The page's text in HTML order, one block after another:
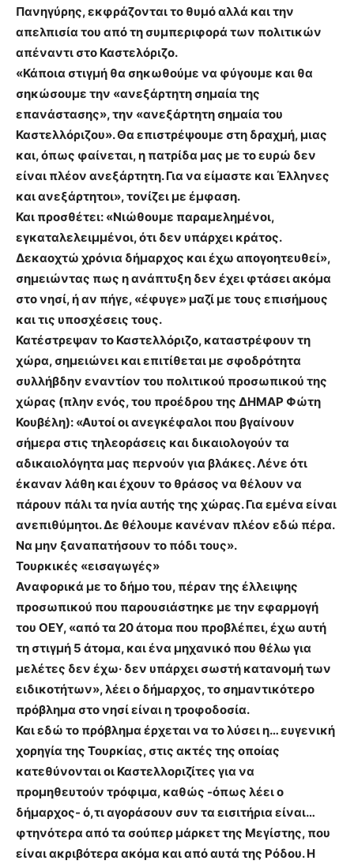
Πανηγύρης, εκφράζονται το θυμό αλλά και την
απελπισία του από τη συμπεριφορά των πολιτικών
απέναντι στο Καστελόριζο.
«Κάποια στιγμή θα σηκωθούμε να φύγουμε και θα
σηκώσουμε την «ανεξάρτητη σημαία της
επανάστασης», την «ανεξάρτητη σημαία του
Καστελλόριζου». Θα επιστρέψουμε στη δραχμή, μιας
και, όπως φαίνεται, η πατρίδα μας με το ευρώ δεν
είναι πλέον ανεξάρτητη. Για να είμαστε και Έλληνες
και ανεξάρτητοι», τονίζει με έμφαση.
Και προσθέτει: «Νιώθουμε παραμελημένοι,
εγκαταλελειμμένοι, ότι δεν υπάρχει κράτος.
Δεκαοχτώ χρόνια δήμαρχος και έχω απογοητευθεί»,
σημειώντας πως η ανάπτυξη δεν έχει φτάσει ακόμα
στο νησί, ή αν πήγε, «έφυγε» μαζί με τους επισήμους
και τις υποσχέσεις τους.
Κατέστρεψαν το Καστελλόριζο, καταστρέφουν τη
χώρα, σημειώνει και επιτίθεται με σφοδρότητα
συλλήβδην εναντίον του πολιτικού προσωπικού της
χώρας (πλην ενός, του προέδρου της ΔΗΜΑΡ Φώτη
Κουβέλη): «Αυτοί οι ανεγκέφαλοι που βγαίνουν
σήμερα στις τηλεοράσεις και δικαιολογούν τα
αδικαιολόγητα μας περνούν για βλάκες. Λένε ότι
έκαναν λάθη και έχουν το θράσος να θέλουν να
πάρουν πάλι τα ηνία αυτής της χώρας. Για εμένα είναι
ανεπιθύμητοι. Δε θέλουμε κανέναν πλέον εδώ πέρα.
Να μην ξαναπατήσουν το πόδι τους».
Τουρκικές «εισαγωγές»
Αναφορικά με το δήμο του, πέραν της έλλειψης
προσωπικού που παρουσιάστηκε με την εφαρμογή
του ΟΕΥ, «από τα 20 άτομα που προβλέπει, έχω αυτή
τη στιγμή 5 άτομα, και ένα μηχανικό που θέλω για
μελέτες δεν έχω· δεν υπάρχει σωστή κατανομή των
ειδικοτήτων», λέει ο δήμαρχος, το σημαντικότερο
πρόβλημα στο νησί είναι η τροφοδοσία.
Και εδώ το πρόβλημα έρχεται να το λύσει η… ευγενική
χορηγία της Τουρκίας, στις ακτές της οποίας
κατεθύνονται οι Καστελλοριζίτες για να
προμηθευτούν τρόφιμα, καθώς -όπως λέει ο
δήμαρχος- ό,τι αγοράσουν συν τα εισιτήρια είναι…
φτηνότερα από τα σούπερ μάρκετ της Μεγίστης, που
είναι ακριβότερα ακόμα και από αυτά της Ρόδου. Η